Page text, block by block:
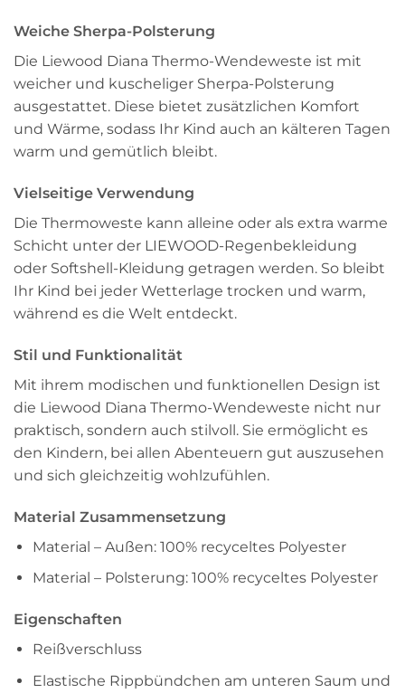
Weiche Sherpa-Polsterung
Die Liewood Diana Thermo-Wendeweste ist mit
weicher und kuscheliger Sherpa-Polsterung
ausgestattet. Diese bietet zusätzlichen Komfort
und Wärme, sodass Ihr Kind auch an kälteren Tagen
warm und gemütlich bleibt.
Vielseitige Verwendung
Die Thermoweste kann alleine oder als extra warme
Schicht unter der LIEWOOD-Regenbekleidung
oder Softshell-Kleidung getragen werden. So bleibt
Ihr Kind bei jeder Wetterlage trocken und warm,
während es die Welt entdeckt.
Stil und Funktionalität
Mit ihrem modischen und funktionellen Design ist
die Liewood Diana Thermo-Wendeweste nicht nur
praktisch, sondern auch stilvoll. Sie ermöglicht es
den Kindern, bei allen Abenteuern gut auszusehen
und sich gleichzeitig wohlzufühlen.
Material Zusammensetzung
Material – Außen: 100% recyceltes Polyester
Material – Polsterung: 100% recyceltes Polyester
Eigenschaften
Reißverschluss
Elastische Rippbündchen am unteren Saum und